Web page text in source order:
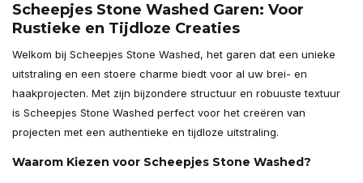
Scheepjes Stone Washed Garen: Voor
Rustieke en Tijdloze Creaties
Welkom bij Scheepjes Stone Washed, het garen dat een unieke
uitstraling en een stoere charme biedt voor al uw brei- en
haakprojecten. Met zijn bijzondere structuur en robuuste textuur
is Scheepjes Stone Washed perfect voor het creëren van
projecten met een authentieke en tijdloze uitstraling.
Waarom Kiezen voor Scheepjes Stone Washed?